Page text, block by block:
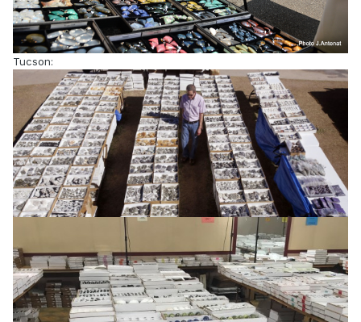
Tucson: